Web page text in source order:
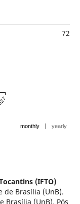
72
monthly | yearly
(IFTO)
de Brasília (UnB).
Brasília (UnB). Pós